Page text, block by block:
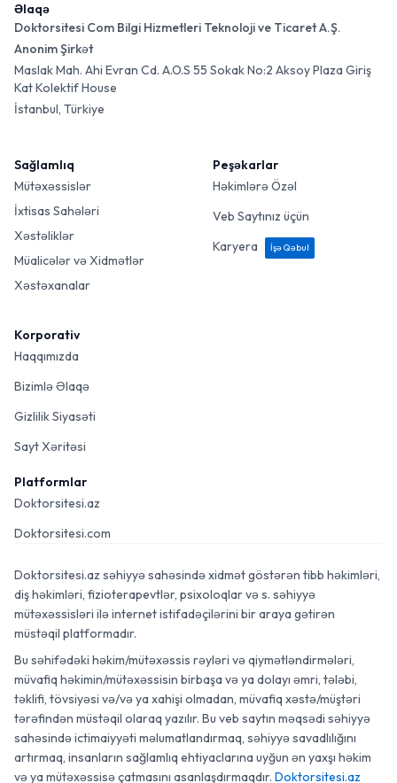
Əlaqə
Doktorsitesi Com Bilgi Hizmetleri Teknoloji ve Ticaret A.Ş.
Anonim Şirkət
Maslak Mah. Ahi Evran Cd. A.O.S 55 Sokak No:2 Aksoy Plaza Giriş
Kat Kolektif House
İstanbul, Türkiye
Sağlamlıq
Mütəxəssislər
İxtisas Sahələri
Xəstəliklər
Müalicələr və Xidmətlər
Xəstəxanalar
Peşəkarlar
Həkimlərə Özəl
Veb Saytınız üçün
Karyera
İşə Qəbul
Korporativ
Haqqımızda
Bizimlə Əlaqə
Gizlilik Siyasəti
Sayt Xəritəsi
Platformlar
Doktorsitesi.az
Doktorsitesi.com
Doktorsitesi.az səhiyyə sahəsində xidmət göstərən tibb həkimləri,
diş həkimləri, fizioterapevtlər, psixoloqlar və s. səhiyyə
mütəxəssisləri ilə internet istifadəçilərini bir araya gətirən
müstəqil platformadır.
Bu səhifədəki həkim/mütəxəssis rəyləri və qiymətləndirmələri,
müvafiq həkimin/mütəxəssisin birbaşa və ya dolayı əmri, tələbi,
təklifi, tövsiyəsi və/və ya xahişi olmadan, müvafiq xəstə/müştəri
tərəfindən müstəqil olaraq yazılır. Bu veb saytın məqsədi səhiyyə
sahəsində ictimaiyyəti məlumatlandırmaq, səhiyyə savadlılığını
artırmaq, insanların sağlamlıq ehtiyaclarına uyğun ən yaxşı həkim
və ya mütəxəssisə çatmasını asanlaşdırmaqdır. Doktorsitesi.az